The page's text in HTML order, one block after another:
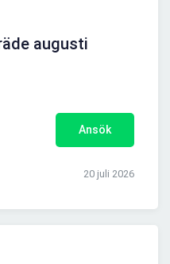
augusti
Ansök
20 juli 2026